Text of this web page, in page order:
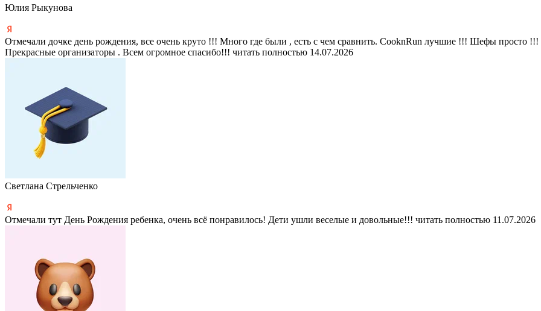
Юлия Рыкунова
Отмечали дочке день рождения, все очень круто !!! Много где были , есть с чем сравнить. CooknRun лучшие !!! Шефы просто !!!
Прекрасные организаторы . Всем огромное спасибо!!! читать полностью 14.07.2026
Светлана Стрельченко
Отмечали тут День Рождения ребенка, очень всё понравилось! Дети ушли веселые и довольные!!! читать полностью 11.07.2026